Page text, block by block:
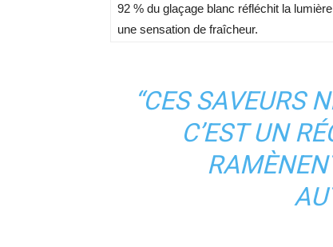
92 % du glaçage blanc réfléchit la
une sensation de fraîcheur.
“CES SAVEURS
C’EST UN